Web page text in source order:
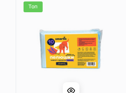
Топ